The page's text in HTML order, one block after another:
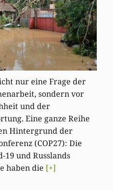
nur eine Frage der
sondern vor
und der
Eine ganze Reihe
Hintergrund der
(COP27): Die
19 und Russlands
haben die [+]